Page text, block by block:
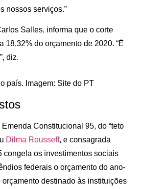
nossos serviços.”
Salles, informa que o corte
do orçamento de 2020. “É
diz.
país. Imagem: Site do PT
Constitucional 95, do “teto
Dilma Rousseff, e consagrada
congela os investimentos sociais
federais o orçamento do ano-
destinado às instituições